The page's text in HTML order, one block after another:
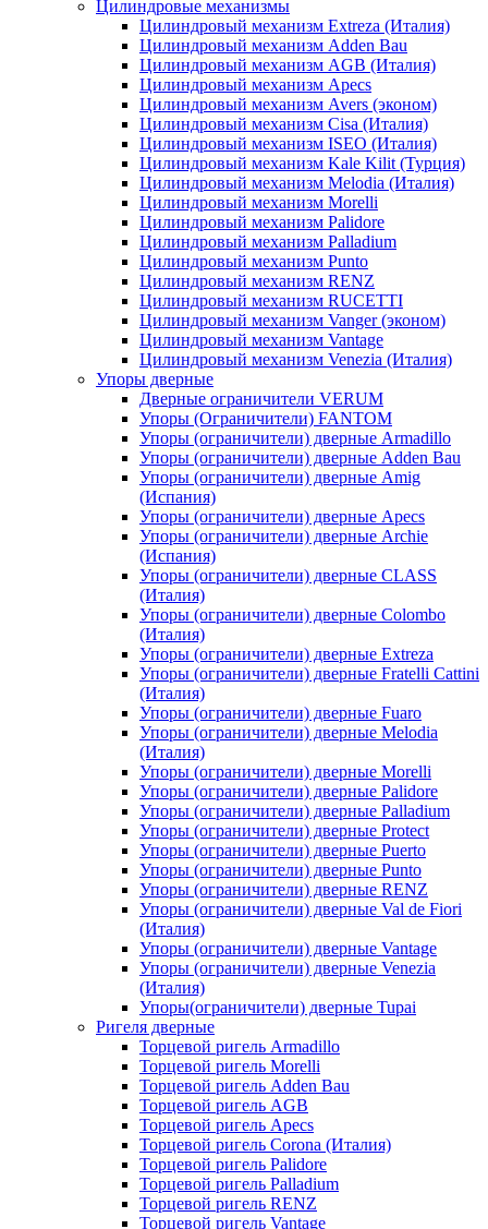
Цилиндровые механизмы
Цилиндровый механизм Extreza (Италия)
Цилиндровый механизм Adden Bau
Цилиндровый механизм AGB (Италия)
Цилиндровый механизм Apecs
Цилиндровый механизм Avers (эконом)
Цилиндровый механизм Cisa (Италия)
Цилиндровый механизм ISEO (Италия)
Цилиндровый механизм Kale Kilit (Турция)
Цилиндровый механизм Melodia (Италия)
Цилиндровый механизм Morelli
Цилиндровый механизм Palidore
Цилиндровый механизм Palladium
Цилиндровый механизм Punto
Цилиндровый механизм RENZ
Цилиндровый механизм RUCETTI
Цилиндровый механизм Vanger (эконом)
Цилиндровый механизм Vantage
Цилиндровый механизм Venezia (Италия)
Упоры дверные
Дверные ограничители VERUM
Упоры (Ограничители) FANTOM
Упоры (ограничители) дверные Armadillo
Упоры (ограничители) дверные Adden Bau
Упоры (ограничители) дверные Amig
(Испания)
Упоры (ограничители) дверные Apecs
Упоры (ограничители) дверные Archie
(Испания)
Упоры (ограничители) дверные CLASS
(Италия)
Упоры (ограничители) дверные Colombo
(Италия)
Упоры (ограничители) дверные Extreza
Упоры (ограничители) дверные Fratelli Cattini
(Италия)
Упоры (ограничители) дверные Fuaro
Упоры (ограничители) дверные Melodia
(Италия)
Упоры (ограничители) дверные Morelli
Упоры (ограничители) дверные Palidore
Упоры (ограничители) дверные Palladium
Упоры (ограничители) дверные Protect
Упоры (ограничители) дверные Puerto
Упоры (ограничители) дверные Punto
Упоры (ограничители) дверные RENZ
Упоры (ограничители) дверные Val de Fiori
(Италия)
Упоры (ограничители) дверные Vantage
Упоры (ограничители) дверные Venezia
(Италия)
Упоры(ограничители) дверные Tupai
Ригеля дверные
Торцевой ригель Armadillo
Торцевой ригель Morelli
Торцевой ригель Adden Bau
Торцевой ригель AGB
Торцевой ригель Apecs
Торцевой ригель Corona (Италия)
Торцевой ригель Palidore
Торцевой ригель Palladium
Торцевой ригель RENZ
Торцевой ригель Vantage